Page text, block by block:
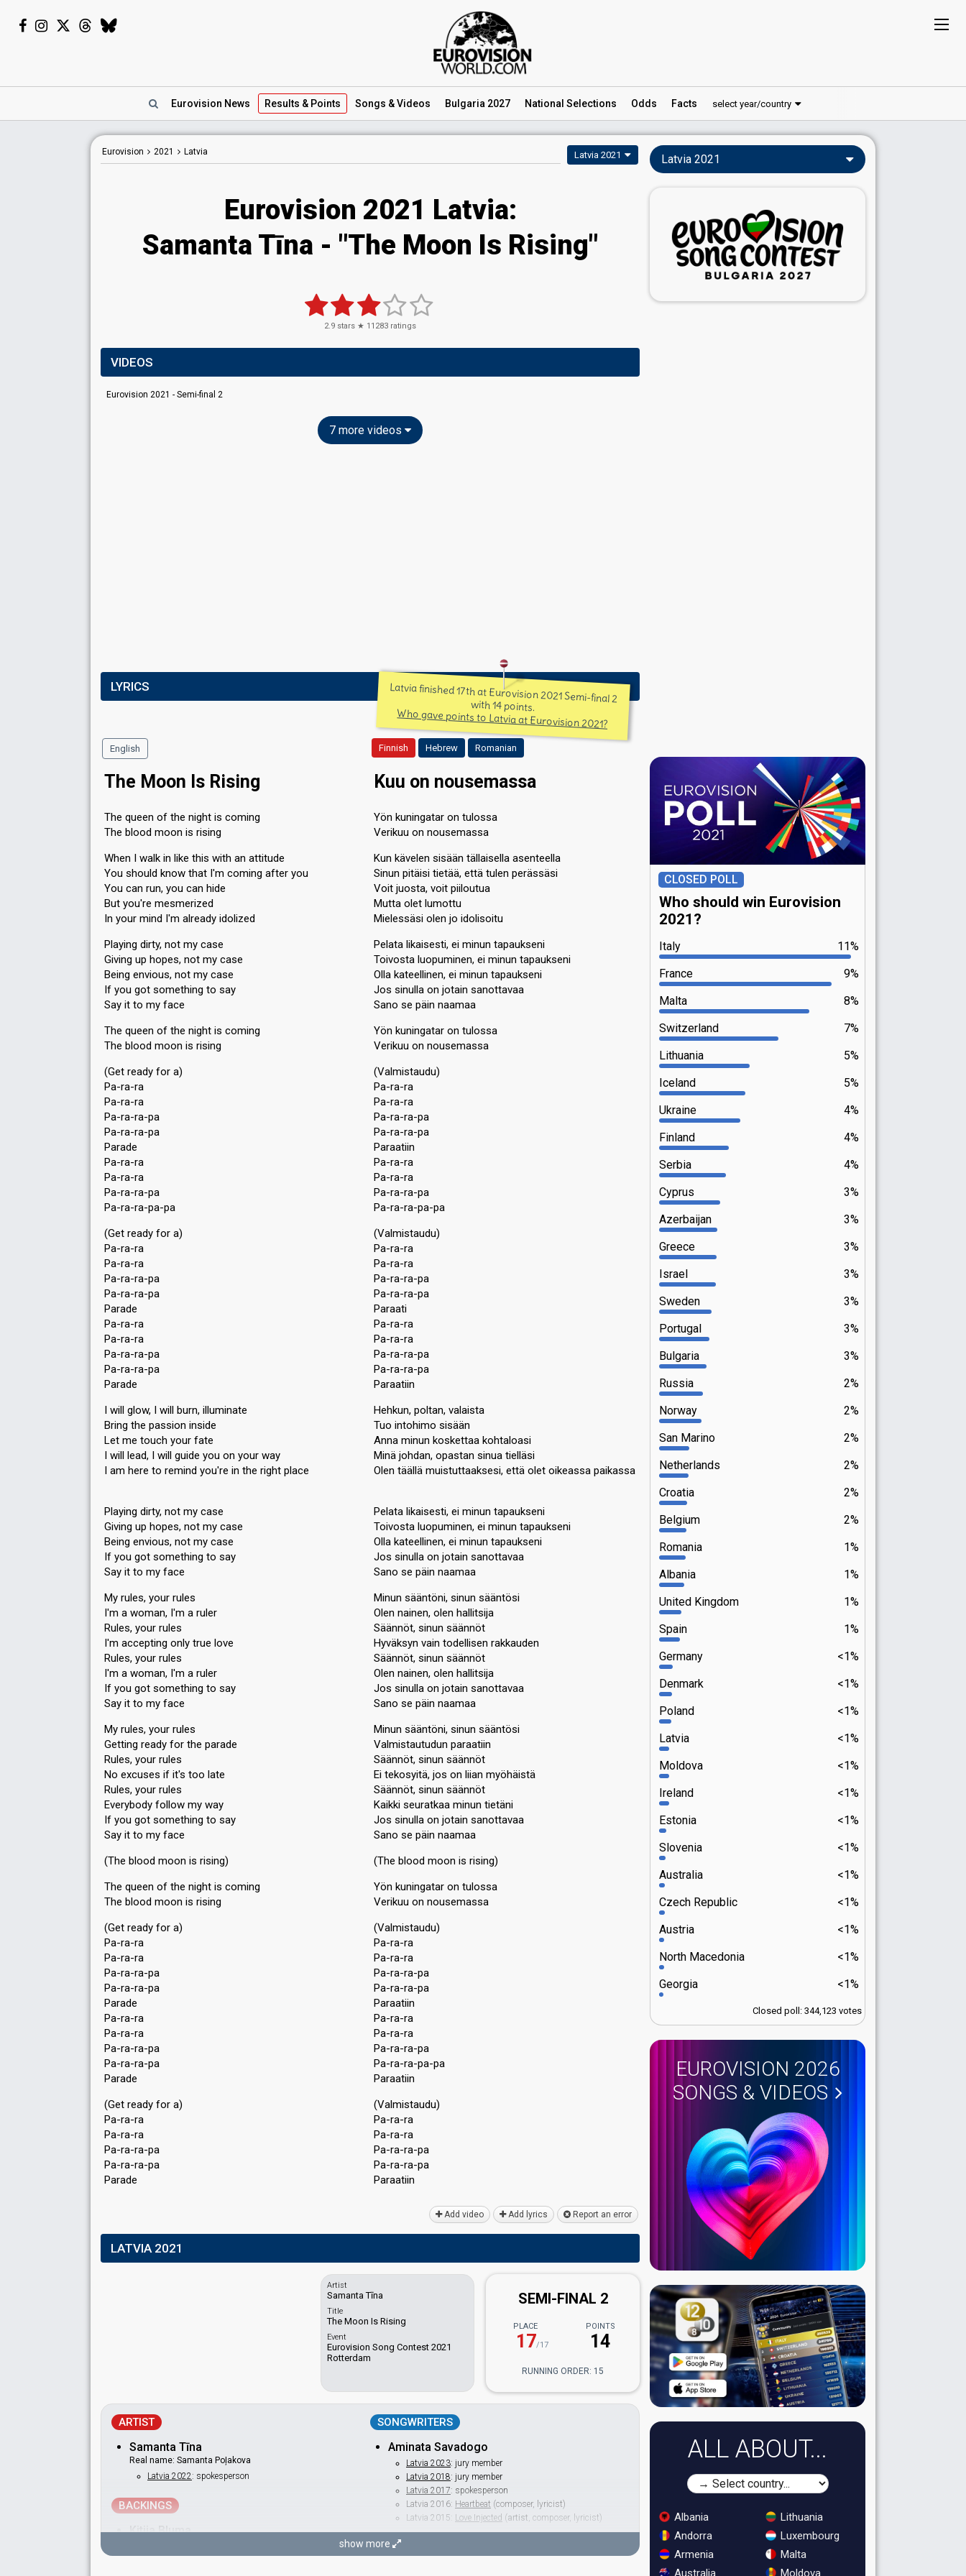
Eurovision News Results & Points Songs & Videos Bulgaria 2027 National Selections Odds Facts select year/country
Eurovision 2021 Latvia Latvia 2021
Eurovision 2021 Latvia:
Samanta Tīna - "The Moon Is Rising"
2.9 stars ★ 11283 ratings
VIDEOS
Eurovision 2021 - Semi-final 2
7 more videos
LYRICS Latvia finished 17th at Eurovision 2021 Semi-final 2
with 14 points.
Who gave points to Latvia at Eurovision 2021?
English Finnish Hebrew Romanian
The Moon Is Rising
The queen of the night is coming
The blood moon is rising
When I walk in like this with an attitude
You should know that I'm coming after you
You can run, you can hide
But you're mesmerized
In your mind I'm already idolized
Playing dirty, not my case
Giving up hopes, not my case
Being envious, not my case
If you got something to say
Say it to my face
The queen of the night is coming
The blood moon is rising
(Get ready for a)
Pa-ra-ra
Pa-ra-ra
Pa-ra-ra-pa
Pa-ra-ra-pa
Parade
Pa-ra-ra
Pa-ra-ra
Pa-ra-ra-pa
Pa-ra-ra-pa-pa
(Get ready for a)
Pa-ra-ra
Pa-ra-ra
Pa-ra-ra-pa
Pa-ra-ra-pa
Parade
Pa-ra-ra
Pa-ra-ra
Pa-ra-ra-pa
Pa-ra-ra-pa
Parade
I will glow, I will burn, illuminate
Bring the passion inside
Let me touch your fate
I will lead, I will guide you on your way
I am here to remind you're in the right place
Playing dirty, not my case
Giving up hopes, not my case
Being envious, not my case
If you got something to say
Say it to my face
My rules, your rules
I'm a woman, I'm a ruler
Rules, your rules
I'm accepting only true love
Rules, your rules
I'm a woman, I'm a ruler
If you got something to say
Say it to my face
My rules, your rules
Getting ready for the parade
Rules, your rules
No excuses if it's too late
Rules, your rules
Everybody follow my way
If you got something to say
Say it to my face
(The blood moon is rising)
The queen of the night is coming
The blood moon is riѕing
(Get ready for a)
Pa-ra-ra
Pa-ra-ra
Pa-ra-ra-pa
Pa-ra-ra-pa
Parade
Pa-ra-ra
Pa-ra-ra
Pa-ra-ra-pa
Pa-ra-ra-pa
Parade
(Get ready for a)
Pa-ra-ra
Pa-ra-ra
Pa-ra-ra-pa
Pa-ra-ra-pa
Parаde
Kuu on nousemassa
Yön kuningatar on tulossa
Verikuu on nousemassa
Kun kävelen sisään tällaisella asenteella
Sinun pitäisi tietää, että tulen perässäsi
Voit juosta, voit piiloutua
Mutta olet lumottu
Mielessäsi olen jo idolisoitu
Pelata likaisesti, ei minun tapaukseni
Toivosta luopuminen, ei minun tapaukseni
Olla kateellinen, ei minun tapaukseni
Jos sinulla on jotain sanottavaa
Sano se päin naamaa
Yön kuningatar on tulossa
Verikuu on nousemassa
(Valmistaudu)
Pa-ra-ra
Pa-ra-ra
Pa-ra-ra-pa
Pa-ra-ra-pa
Paraatiin
Pa-ra-ra
Pa-ra-ra
Pa-ra-ra-pa
Pa-ra-ra-pa-pa
(Valmistaudu)
Pa-ra-ra
Pa-ra-ra
Pa-ra-ra-pa
Pa-ra-ra-pa
Paraati
Pa-ra-ra
Pa-ra-ra
Pa-ra-ra-pa
Pa-ra-ra-pa
Paraatiin
Hehkun, poltan, valaista
Tuo intohimo sisään
Anna minun koskettaa kohtaloasi
Minä johdan, opastan sinua tielläsi
Olen täällä muistuttaaksesi, että olet oikeassa paikassa
Pelata likaisesti, ei minun tapaukseni
Toivosta luopuminen, ei minun tapaukseni
Olla kateellinen, ei minun tapaukseni
Jos sinulla on jotain sanottavaa
Sano se päin naamaa
Minun sääntöni, sinun sääntösi
Olen nainen, olen hallitsija
Säännöt, sinun säännöt
Hyväksyn vain todellisen rakkauden
Säännöt, sinun säännöt
Olen nainen, olen hallitsija
Jos sinulla on jotain sanottavaa
Sano se päin naamaa
Minun sääntöni, sinun sääntösi
Valmistautudun paraatiin
Säännöt, sinun säännöt
Ei tekosyitä, jos on liian myöhäistä
Säännöt, sinun säännöt
Kaikki seuratkaa minun tietäni
Jos sinulla on jotain sanottavaa
Sano se päin naamaa
(The blood moon is rising)
Yön kuningatar on tulossa
Verikuu on nousemassa
(Valmistaudu)
Pa-ra-ra
Pa-ra-ra
Pa-ra-ra-pa
Pa-ra-ra-pa
Paraatiin
Pa-ra-ra
Pa-ra-ra
Pa-ra-ra-pa
Pa-ra-ra-pa-pa
Paraatiin
(Valmiѕtaudu)
Pa-ra-ra
Pa-ra-ra
Pa-ra-ra-pa
Pa-ra-ra-pa
Paraаtiin
Add video Add lyrics Report an error
LATVIA 2021
Artist
Samanta Tīna
Title
The Moon Is Rising
Event
Eurovision Song Contest 2021
Rotterdam
SEMI-FINAL 2
PLACE
17/17
POINTS
14
RUNNING ORDER: 15
ARTIST
Samanta Tīna
Real name: Samanta Poļakova
Latvia 2022: spokesperson
BACKINGS
Kitija Bluma
SONGWRITERS
Aminata Savadogo
Latvia 2023: jury member
Latvia 2018: jury member
Latvia 2017: spokesperson
Latvia 2016: Heartbeat (composer, lyricist)
Latvia 2015:
Love Injected (artist, composer, lyricist)
Oskars Uhaņs
Samanta Tīna (see Artist)
show more
Latvia 2021
CLOSED POLL
Who should win Eurovision
2021?
11%
Italy
9%
France
8%
Malta
7%
Switzerland
5%
Lithuania
5%
Iceland
4%
Ukraine
4%
Finland
4%
Serbia
3%
Cyprus
3%
Azerbaijan
3%
Greece
3%
Israel
3%
Sweden
3%
Portugal
3%
Bulgaria
2%
Russia
2%
Norway
2%
San Marino
2%
Netherlands
2%
Croatia
2%
Belgium
1%
Romania
1%
Albania
1%
United Kingdom
1%
Spain
<1%
Germany
<1%
Denmark
<1%
Poland
<1%
Latvia
<1%
Moldova
<1%
Ireland
<1%
Estonia
<1%
Slovenia
<1%
Australia
<1%
Czech Republic
<1%
Austria
<1%
North Macedonia
<1%
Georgia
Closed poll: 344,123 votes
EUROVISION 2026
SONGS & VIDEOS
ALL ABOUT...
Albania
Andorra
Armenia
Australia
Lithuania
Luxembourg
Malta
Moldova